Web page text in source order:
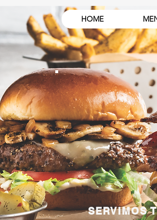
HOME
SERVIMOS